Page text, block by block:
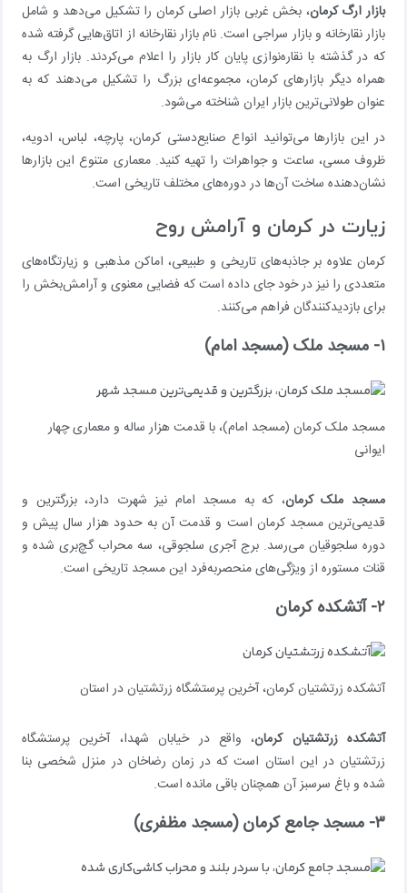
بازار ارگ کرمان، بخش غربی بازار اصلی کرمان را تشکیل می‌دهد و شامل
بازار نقارخانه و بازار سراجی است. نام بازار نقارخانه از اتاق‌هایی گرفته شده
که در گذشته با نقاره‌نوازی پایان کار بازار را اعلام می‌کردند. بازار ارگ به
همراه دیگر بازارهای کرمان، مجموعه‌ای بزرگ را تشکیل می‌دهند که به
عنوان طولانی‌ترین بازار ایران شناخته می‌شود.
در این بازارها می‌توانید انواع صنایع‌دستی کرمان، پارچه، لباس، ادویه،
ظروف مسی، ساعت و جواهرات را تهیه کنید. معماری متنوع این بازارها
نشان‌دهنده ساخت آن‌ها در دوره‌های مختلف تاریخی است.
زیارت در کرمان و آرامش روح
کرمان علاوه بر جاذبه‌های تاریخی و طبیعی، اماکن مذهبی و زیارتگاه‌های
متعددی را نیز در خود جای داده است که فضایی معنوی و آرامش‌بخش را
برای بازدیدکنندگان فراهم می‌کنند.
۱- مسجد ملک (مسجد امام)
مسجد ملک کرمان (مسجد امام)، با قدمت هزار ساله و معماری چهار
ایوانی
مسجد ملک کرمان، که به مسجد امام نیز شهرت دارد، بزرگترین و
قدیمی‌ترین مسجد کرمان است و قدمت آن به حدود هزار سال پیش و
دوره سلجوقیان می‌رسد. برج آجری سلجوقی، سه محراب گچ‌بری شده و
قنات مستوره از ویژگی‌های منحصربه‌فرد این مسجد تاریخی است.
۲- آتشکده کرمان
آتشکده زرتشتیان کرمان، آخرین پرستشگاه زرتشتیان در استان
آتشکده زرتشتیان کرمان، واقع در خیابان شهدا، آخرین پرستشگاه
زرتشتیان در این استان است که در زمان رضاخان در منزل شخصی بنا
شده و باغ سرسبز آن همچنان باقی مانده است.
۳- مسجد جامع کرمان (مسجد مظفری)